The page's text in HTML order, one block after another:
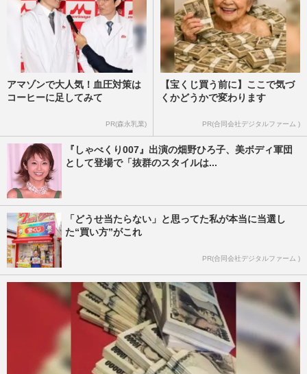
アマゾンで大人気！血圧対策は
コーヒーに足してみて
PR(森永乳業)
【宝くじ買う前に】ここで気づ
くかどうかで変わります
PR(合同会社デジタルファーム )
『しゃべくり007』出演の畑野ひろ子、美ボディ軍団
として登場で「抜群のスタイルは...
「どうせ当たらない」と思ってた私が本当に当選し
た“買い方”がこれ
PR(合同会社デジタルファーム )